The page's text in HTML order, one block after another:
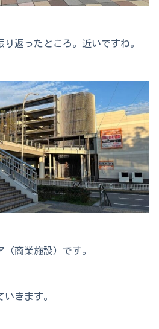
返ったところ。近いですね。
商業施設）です。
きます。